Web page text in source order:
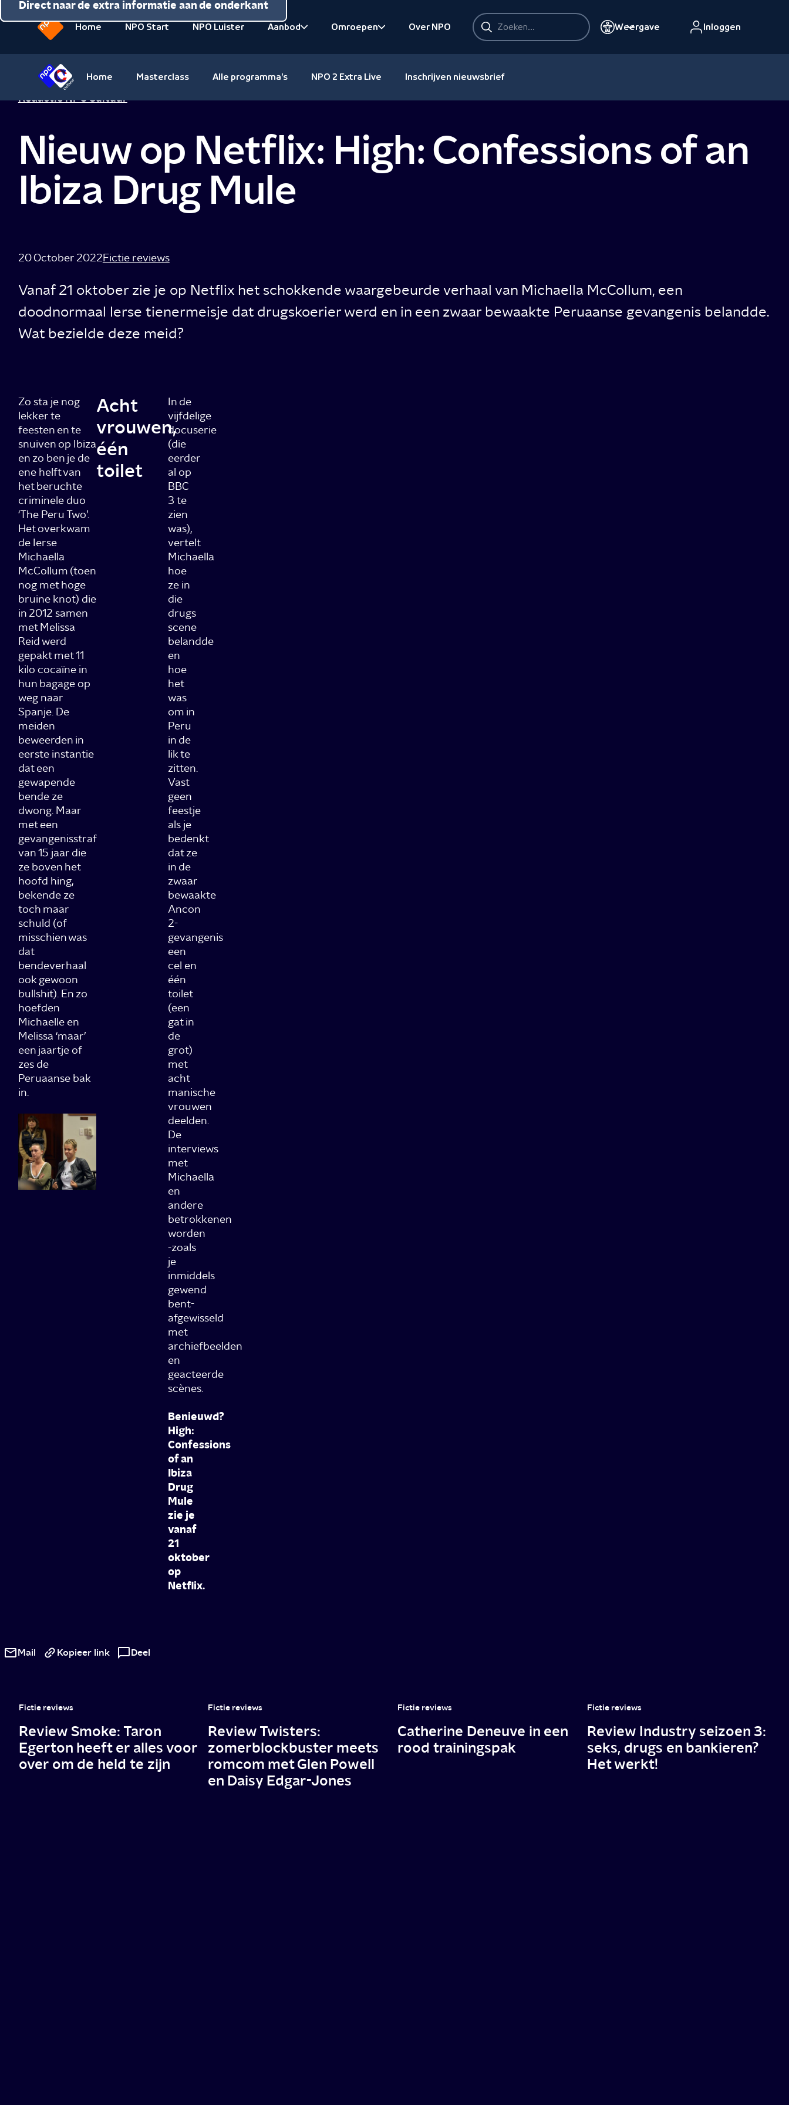
Direct naar de inhoud
Direct naar de hoofdnavigatie
Direct naar de extra informatie aan de onderkant
beginpagina
van
Home NPO Start NPO Luister
Aanbod
Omroepen
Over NPO
Zoeken
Zoeken
Weergave Inloggen
van
Cultuur
Home Masterclass Alle programma's NPO 2 Extra Live Inschrijven nieuwsbrief
Redactie NPO Cultuur
Nieuw op Netflix: High: Confessions of an
Ibiza Drug Mule
20 October 2022Fictie reviews
Vanaf 21 oktober zie je op Netflix het schokkende waargebeurde verhaal van Michaella McCollum, een
doodnormaal Ierse tienermeisje dat drugskoerier werd en in een zwaar bewaakte Peruaanse gevangenis belandde.
Wat bezielde deze meid?
Zo sta je nog
lekker te
feesten en te
snuiven op Ibiza
en zo ben je de
ene helft van
het beruchte
criminele duo
‘The Peru Two’.
Het overkwam
de Ierse
Michaella
McCollum (toen
nog met hoge
bruine knot) die
in 2012 samen
met Melissa
Reid werd
gepakt met 11
kilo cocaïne in
hun bagage op
weg naar
Spanje. De
meiden
beweerden in
eerste instantie
dat een
gewapende
bende ze
dwong. Maar
met een
gevangenisstraf
van 15 jaar die
ze boven het
hoofd hing,
bekende ze
toch maar
schuld (of
misschien was
dat
bendeverhaal
ook gewoon
bullshit). En zo
hoefden
Michaelle en
Melissa ‘maar’
een jaartje of
zes de
Peruaanse bak
in.
Acht
vrouwen,
één
toilet
In de
vijfdelige
docuserie
(die
eerder
al op
BBC
3 te
zien
was),
vertelt
Michaella
hoe
ze in
die
drugs
scene
belandde
en
hoe
het
was
om in
Peru
in de
lik te
zitten.
Vast
geen
feestje
als je
bedenkt
dat ze
in de
zwaar
bewaakte
Ancon
2-
gevangenis
een
cel en
één
toilet
(een
gat in
de
grot)
met
acht
manische
vrouwen
deelden.
De
interviews
met
Michaella
en
andere
betrokkenen
worden
-zoals
je
inmiddels
gewend
bent-
afgewisseld
met
archiefbeelden
en
geacteerde
scènes.
Benieuwd?
High:
Confessions
of an
Ibiza
Drug
Mule
zie je
vanaf
21
oktober
op
Netflix.
opMail Kopieer link Deel
Fictie reviews
Review Smoke: Taron
Egerton heeft er alles voor
over om de held te zijn
Fictie reviews
Review Twisters:
zomerblockbuster meets
romcom met Glen Powell
en Daisy Edgar-Jones
Fictie reviews
Catherine Deneuve in een
rood trainingspak
Fictie reviews
Review Industry seizoen 3:
seks, drugs en bankieren?
Het werkt!